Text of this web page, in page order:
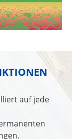
auf jede